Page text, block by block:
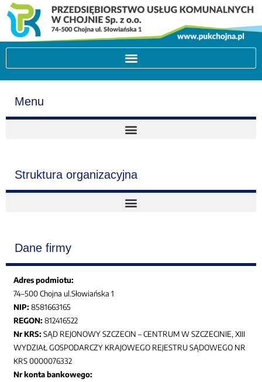
Menu
Struktura organizacyjna
Dane firmy
Adres podmiotu:
74–500 Chojna ul.Słowiańska 1
NIP: 8581663165
REGON: 812416522
Nr KRS: SĄD REJONOWY SZCZECIN – CENTRUM W SZCZECINIE, XIII
WYDZIAŁ GOSPODARCZY KRAJOWEGO REJESTRU SĄDOWEGO NR
KRS 0000076332
Nr konta bankowego: